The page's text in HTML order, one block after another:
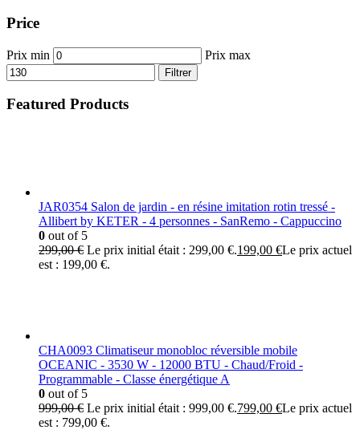
Price
Prix min Prix max
Filtrer
Featured Products
JAR0354 Salon de jardin - en résine imitation rotin tressé -
Allibert by KETER - 4 personnes - SanRemo - Cappuccino
0 out of 5
299,00€ Le prix initial était : 299,00 €.199,00 €Le prix actuel
est : 199,00 €.
CHA0093 Climatiseur monobloc réversible mobile
OCEANIC - 3530 W - 12000 BTU - Chaud/Froid -
Programmable - Classe énergétique A
0 out of 5
999,00€ Le prix initial était : 999,00 €.799,00 €Le prix actuel
est : 799,00 €.